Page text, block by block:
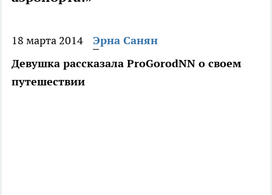
18 марта 2014
Эрна Санян
Девушка рассказала ProGorodNN о своем
путешествии